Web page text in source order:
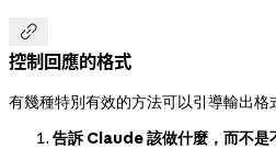

控制回應的格式
有幾種特別有效的方法可以引導輸出格
告訴 Claude 該做什麼，而不是